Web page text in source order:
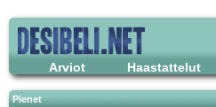
Arviot Haastattelut
Pienet